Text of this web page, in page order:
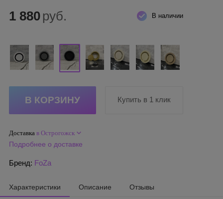
В наличии
1 880 руб.
Купить в 1 клик
Доставка в Острогожск
Подробнее о доставке
Бренд: FoZa
Характеристики Описание Отзывы